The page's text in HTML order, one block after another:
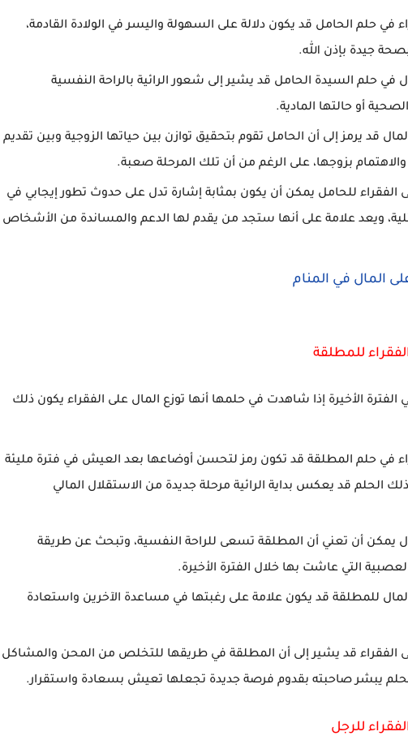
في حلم الحامل قد يكون دلالة على السهولة واليسر في الولادة القادمة،
جيدة بإذن الله.
في حلم السيدة الحامل قد يشير إلى شعور الرائية بالراحة النفسية
أو حالتها المادية.
قد يرمز إلى أن الحامل تقوم بتحقيق توازن بين حياتها الزوجية وبين تقديم
بزوجها، على الرغم من أن تلك المرحلة صعبة.
الفقراء للحامل يمكن أن يكون بمثابة إشارة تدل على حدوث تطور إيجابي في
ويعد علامة على أنها ستجد من يقدم لها الدعم والمساندة من الأشخاص
المال في المنام
للمطلقة
الأخيرة إذا شاهدت في حلمها أنها توزع المال على الفقراء يكون ذلك
في حلم المطلقة قد تكون رمز لتحسن أوضاعها بعد العيش في فترة مليئة
الحلم قد يعكس بداية الرائية مرحلة جديدة من الاستقلال المالي
يمكن أن تعني أن المطلقة تسعى للراحة النفسية، وتبحث عن طريقة
التي عاشت بها خلال الفترة الأخيرة.
للمطلقة قد يكون علامة على رغبتها في مساعدة الآخرين واستعادة
الفقراء قد يشير إلى أن المطلقة في طريقها للتخلص من المحن والمشاكل
يبشر صاحبته بقدوم فرصة جديدة تجعلها تعيش بسعادة واستقرار.
للرجل